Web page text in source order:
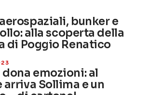
bunker e
alla scoperta della
di Poggio Renatico
dona emozioni: al
arriva Sollima e un